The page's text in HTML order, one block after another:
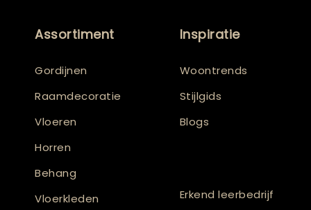
Assortiment
Gordijnen
Raamdecoratie
Vloeren
Horren
Behang
Vloerkleden
Inspiratie
Woontrends
Stijlgids
Blogs
Erkend leerbedrijf